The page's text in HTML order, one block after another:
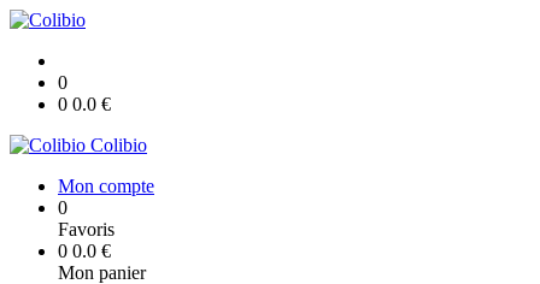
0
0 0.0 €
Colibio
Mon compte
0
Favoris
0 0.0 €
Mon panier